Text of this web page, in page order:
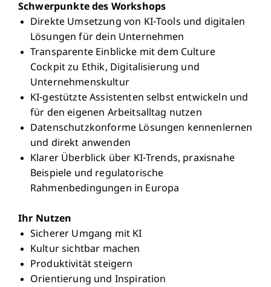
Schwerpunkte des Workshops
Direkte Umsetzung von KI-Tools und digitalen
Lösungen für dein Unternehmen
Transparente Einblicke mit dem Culture
Cockpit zu Ethik, Digitalisierung und
Unternehmenskultur
KI-gestützte Assistenten selbst entwickeln und
für den eigenen Arbeitsalltag nutzen
Datenschutzkonforme Lösungen kennenlernen
und direkt anwenden
Klarer Überblick über KI-Trends, praxisnahe
Beispiele und regulatorische
Rahmenbedingungen in Europa
Ihr Nutzen
Sicherer Umgang mit KI
Kultur sichtbar machen
Produktivität steigern
Orientierung und Inspiration